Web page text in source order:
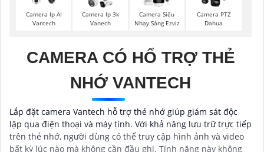
Camera Ip AI
Vantech
Camera Ip 3k
Vanech
Camera Siêu
Nhạy Sáng Ezviz
Camera PTZ
Dahua
CAMERA CÓ HỔ TRỢ THẺ
NHỚ VANTECH
Lắp đặt camera Vantech hỗ trợ thẻ nhớ giúp giám sát độc
lập qua điện thoại và máy tính. Với khả năng lưu trữ trực tiếp
trên thẻ nhớ, người dùng có thể truy cập hình ảnh và video
bất kỳ lúc nào mà không cần đầu ghi. Tính năng này không